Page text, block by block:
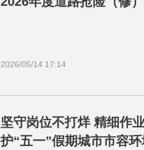
2026/05/14 17:14
坚守岗位不打烊 精细作
护“五一”假期城市市容